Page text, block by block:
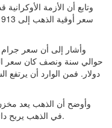
وتابع أن الأزمة
وأوضح أن الذهب يعد مخزن
في الذهب يربح دائمًا وعيار 21 قد يتخطى الـ900 جنيهًا بسهولة.